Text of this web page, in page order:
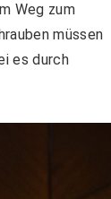
Weg zum
müssen
es durch